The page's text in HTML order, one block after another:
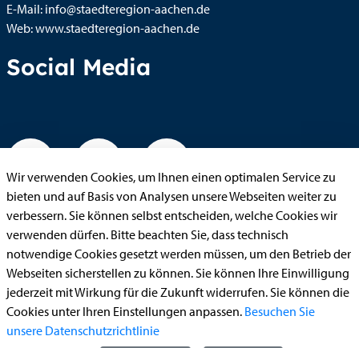
E-Mail: info@staedteregion-aachen.de
Web:www.staedteregion-aachen.de
Social Media
Wir verwenden Cookies, um Ihnen einen optimalen Service zu
bieten und auf Basis von Analysen unsere Webseiten weiter zu
verbessern. Sie können selbst entscheiden, welche Cookies wir
verwenden dürfen. Bitte beachten Sie, dass technisch
notwendige Cookies gesetzt werden müssen, um den Betrieb der
Webseiten sicherstellen zu können. Sie können Ihre Einwilligung
jederzeit mit Wirkung für die Zukunft widerrufen. Sie können die
Cookies unter Ihren Einstellungen anpassen. Besuchen Sie
unsere Datenschutzrichtlinie